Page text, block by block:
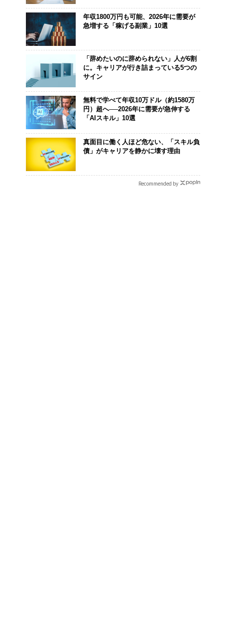
年収1800万円も可能、2026年に需要が
急増する「稼げる副業」10選
「辞めたいのに辞められない」人が6割
に。キャリアが行き詰まっている5つの
サイン
無料で学べて年収10万ドル（約1580万
円）超へ──2026年に需要が急伸する
「AIスキル」10選
真面目に働く人ほど危ない、「スキル負
債」がキャリアを静かに壊す理由
Recommended by